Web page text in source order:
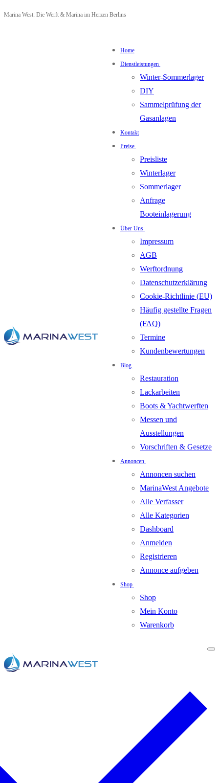
Zum
Menü
Schließen
Marina West: Die Werft & Marina im Herzen Berlins
Home
Dienstleistungen
Winter-Sommerlager
DIY
Sammelprüfung der
Gasanlagen
Kontakt
Preise
Preisliste
Winterlager
Sommerlager
Anfrage
Booteinlagerung
Über Uns
Impressum
AGB
Werftordnung
Datenschutzerklärung
Cookie-Richtlinie (EU)
Häufig gestellte Fragen
(FAQ)
Termine
Kundenbewertungen
Blog
Restauration
Lackarbeiten
Boots & Yachtwerften
Messen und
Ausstellungen
Vorschriften & Gesetze
Annoncen
Annoncen suchen
MarinaWest Angebote
Alle Verfasser
Alle Kategorien
Dashboard
Anmelden
Registrieren
Annonce aufgeben
Shop
Shop
Mein Konto
Warenkorb